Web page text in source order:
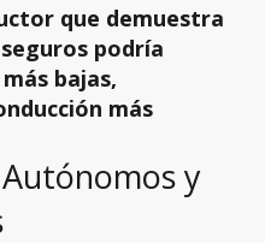
que demuestra
podría
bajas,
más
y